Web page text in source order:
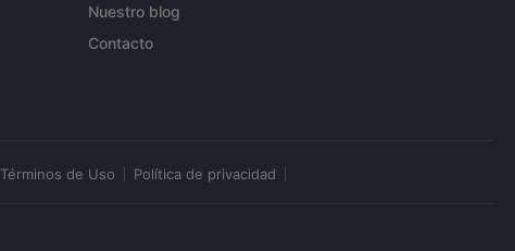
Nuestro blog
Contacto
Términos de Uso Política de privacidad